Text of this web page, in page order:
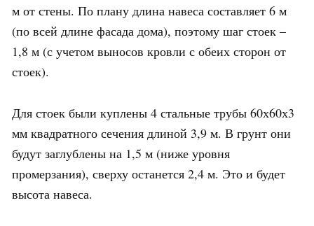
м от стены. По плану длина навеса составляет 6 м
(по всей длине фасада дома), поэтому шаг стоек –
1,8 м (с учетом выносов кровли с обеих сторон от
стоек).
Для стоек были куплены 4 стальные трубы 60х60х3
мм квадратного сечения длиной 3,9 м. В грунт они
будут заглублены на 1,5 м (ниже уровня
промерзания), сверху останется 2,4 м. Это и будет
высота навеса.